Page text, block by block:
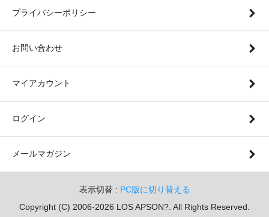
プライバシーポリシー
お問い合わせ
マイアカウント
ログイン
メールマガジン
表示切替 : PC版に切り替える
Copyright (C) 2006-2026 LOS APSON?. All Rights Reserved.